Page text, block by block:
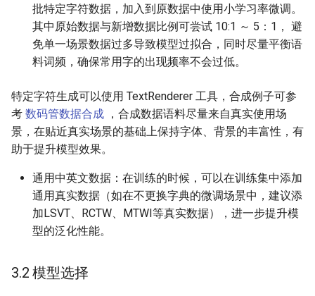
批特定字符数据，加入到原数据中使用小学习率微调。
其中原始数据与新增数据比例可尝试 10:1 ～ 5：1， 避
免单一场景数据过多导致模型过拟合，同时尽量平衡语
料词频，确保常用字的出现频率不会过低。
特定字符生成可以使用 TextRenderer 工具，合成例子可参
考 数码管数据合成 ，合成数据语料尽量来自真实使用场
景，在贴近真实场景的基础上保持字体、背景的丰富性，有
助于提升模型效果。
通用中英文数据：在训练的时候，可以在训练集中添加
通用真实数据（如在不更换字典的微调场景中，建议添
加LSVT、RCTW、MTWI等真实数据），进一步提升模
型的泛化性能。
3.2 模型选择